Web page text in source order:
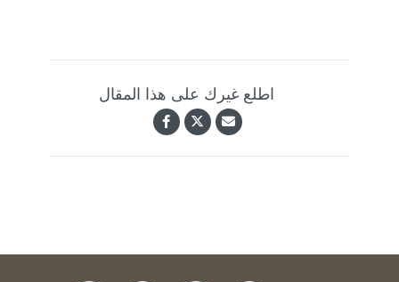
اطلع غيرك على هذا المقال